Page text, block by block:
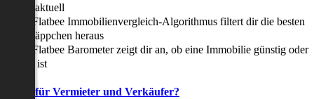
tagesaktuell
Der Flatbee Immobilienvergleich-Algorithmus filtert dir die besten
Schnäppchen heraus
Der Flatbee Barometer zeigt dir an, ob eine Immobilie günstig oder
teuer ist
für Vermieter und Verkäufer?